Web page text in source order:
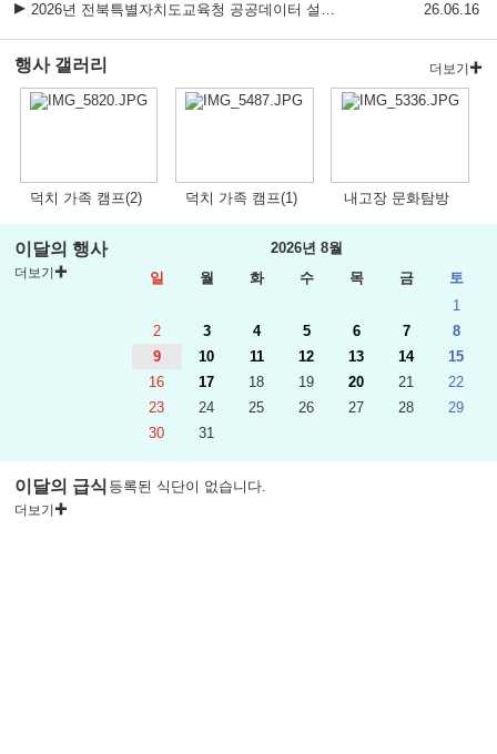
2026년 전북특별자치도교육청 공공데이터 설문조사
26.06.16
행사 갤러리 더보기
덕치 가족 캠프(2) 덕치 가족 캠프(1) 내고장 문화탐방
이달의 행사
더보기
2026년 8월
일
월 화 수 목 금
토
1
2
3 4 5 6 7
8
9
10 11 12 13 14
15
16
17 18 19 20 21
22
23
24 25 26 27 28
29
30
31
이달의 급식
더보기
등록된 식단이 없습니다.